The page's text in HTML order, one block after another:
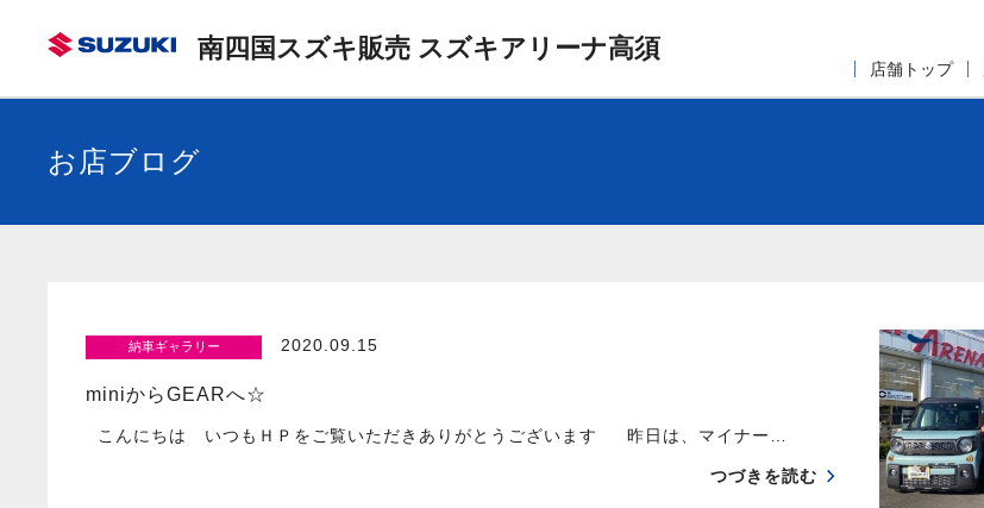
南四国スズキ販売 スズキアリーナ高須
店舗トップ
お店ブログ
納車ギャラリー 2020.09.15
miniからGEARへ☆
こんにちは いつもＨＰをご覧いただきありがとうございます 昨日は、マイナー…
つづきを読む